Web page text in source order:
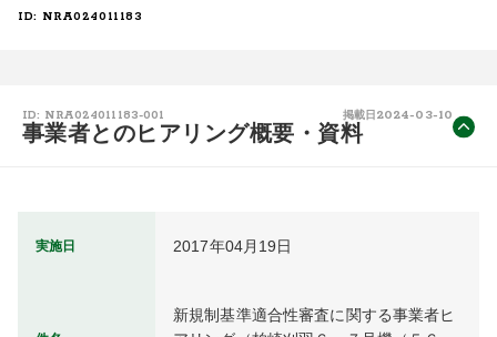
ID: NRA024011183
ID: NRA024011183-001 掲載日 2024-03-10
事業者とのヒアリング概要・資料
実施日 2017年04月19日
新規制基準適合性審査に関する事業者ヒ